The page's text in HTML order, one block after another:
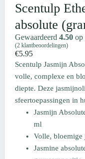
Scentulp
absolute
Gewaardeerd 4.50 op
(2 klantbeoordelingen)
€5.95
Scentulp Jasmijn
volle, complexe en
diepte. Deze
sfeertoepassingen in
Jasmijn
ml
Volle, bloemige
Jasmine